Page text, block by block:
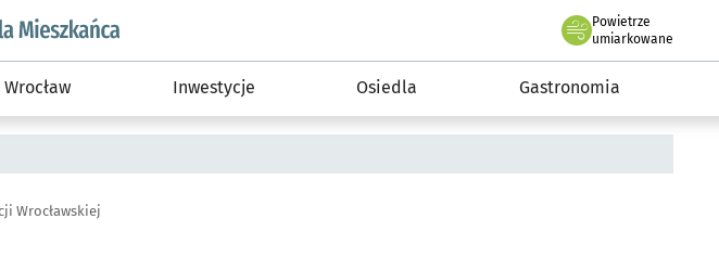
wroclaw.pl podserwis: Dla mieszkańca
Powietrze
we Wrocławiu
umiarkowane
Inwestycje Osiedla Gastronomia
Wrocławskiej